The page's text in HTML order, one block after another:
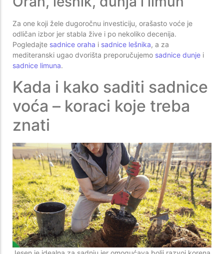
Za one koji žele dugoročnu investiciju, orašasto voće je
odličan izbor jer stabla žive i po nekoliko decenija.
Pogledajte sadnice oraha i sadnice lešnika, a za
mediteranski ugao dvorišta preporučujemo sadnice dunje i
sadnice limuna.
Kada i kako saditi sadnice
voća – koraci koje treba
znati